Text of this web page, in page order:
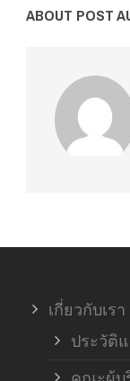
ABOUT POST
เกี่ยวกับเรา
ประวัติ